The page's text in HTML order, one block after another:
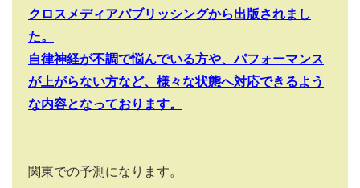
クロスメディアパブリッシングから出版されまし
た。
自律神経が不調で悩んでいる方や、パフォーマンス
が上がらない方など、様々な状態へ対応できるよう
な内容となっております。
関東での予測になります。